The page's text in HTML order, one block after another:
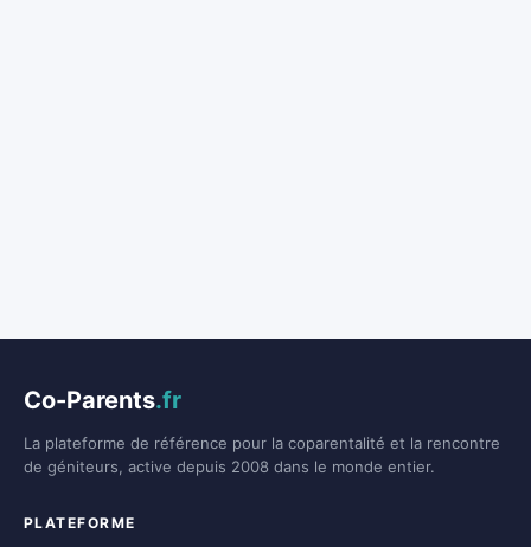
Co-Parents.fr
La plateforme de référence pour la coparentalité et la rencontre
de géniteurs, active depuis 2008 dans le monde entier.
PLATEFORME